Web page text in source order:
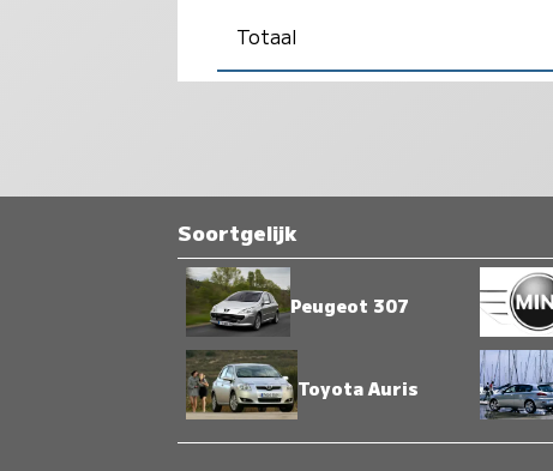
Totaal
Soortgelijk
Peugeot 307
Toyota Auris